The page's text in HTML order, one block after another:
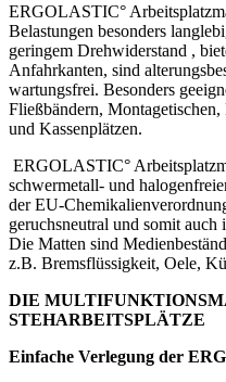
ERGOLASTIC°
Belastungen besonders
geringem Drehwiderstand ,
Anfahrkanten, sind
wartungsfrei. Besonders
Fließbändern,
und Kassenplätzen.
ERGOLASTIC°
schwermetall- und
der EU-
geruchsneutral und somit auch
Die Matten sind
z.B. Bremsflüssigkeit, Oele,
DIE
STEHARBEITSPLÄTZE
Einfache Verlegung der